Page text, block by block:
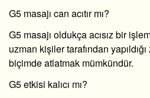
G5 masajı can acıtır mı?
G5 masajı oldukça acısız bir
uzman kişiler tarafından
biçimde atlatmak mümkündür.
G5 etkisi kalıcı mı?